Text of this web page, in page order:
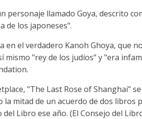
personaje llamado Goya, descrito
de los japoneses".
en el verdadero Kanoh Ghoya, que
mismo "rey de los judíos" y "era
"The Last Rose of Shanghai"
la mitad de un acuerdo de dos libros
del Libro ese año. (El Consejo del